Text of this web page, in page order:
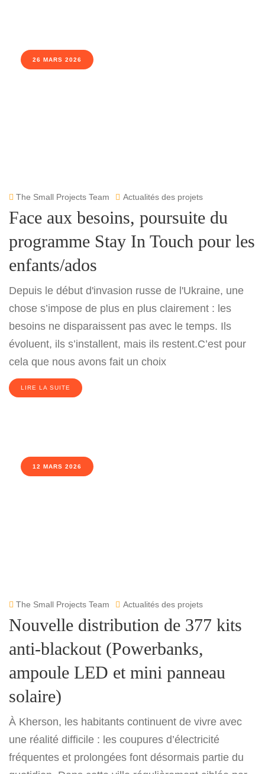
26 MARS 2026
The Small Projects Team Actualités des projets
Face aux besoins, poursuite du
programme Stay In Touch pour les
enfants/ados
Depuis le début d'invasion russe de l'Ukraine, une
chose s’impose de plus en plus clairement : les
besoins ne disparaissent pas avec le temps. Ils
évoluent, ils s’installent, mais ils restent.C’est pour
cela que nous avons fait un choix
LIRE LA SUITE
12 MARS 2026
The Small Projects Team Actualités des projets
Nouvelle distribution de 377 kits
anti-blackout (Powerbanks,
ampoule LED et mini panneau
solaire)
À Kherson, les habitants continuent de vivre avec
une réalité difficile : les coupures d’électricité
fréquentes et prolongées font désormais partie du